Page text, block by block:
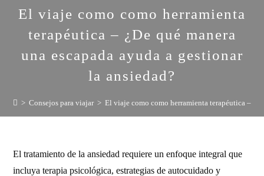
El viaje como como herramienta
terapéutica – ¿De qué manera
una escapada ayuda a gestionar
la ansiedad?
> Consejos para viajar > El viaje como como herramienta terapéutica –
El tratamiento de la ansiedad requiere un enfoque integral que
incluya terapia psicológica, estrategias de autocuidado y